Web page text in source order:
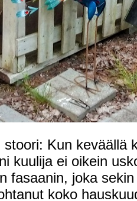
Kun keväällä
kuulija ei oikein
fasaanin, joka
koko